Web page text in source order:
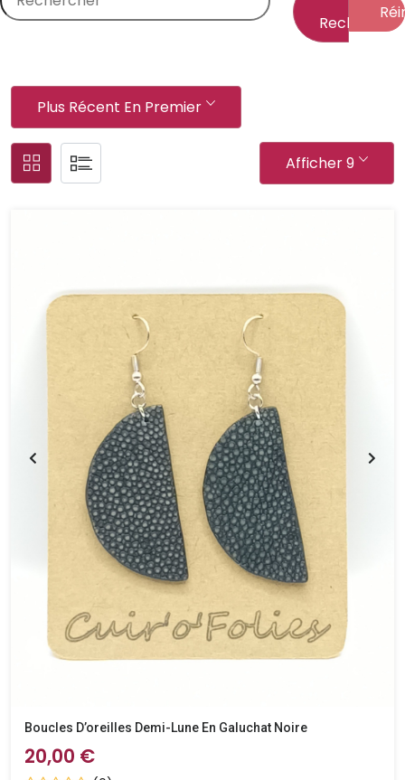
Rechercher
Plus Récent En Premier
Afficher 9
Boucles D’oreilles Demi-Lune En Galuchat Noire
20,00 €